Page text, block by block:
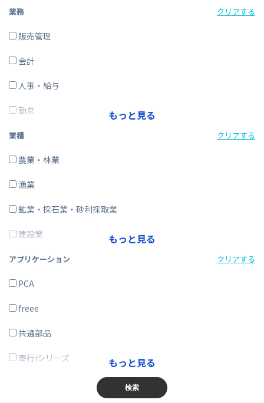
業務 クリアする
販売管理
会計
人事・給与
勤怠
経費精算
CRM・SFA
ERP
在庫購買
その他
もっと見る
業種 クリアする
農業・林業
漁業
鉱業・採石業・砂利採取業
建設業
製造業
電気・ガス・熱供給・水道業
情報通信業
運輸業、郵便業
卸売業、小売業
もっと見る
アプリケーション クリアする
PCA
freee
共通部品
奉行iシリーズ もっと見る
検索